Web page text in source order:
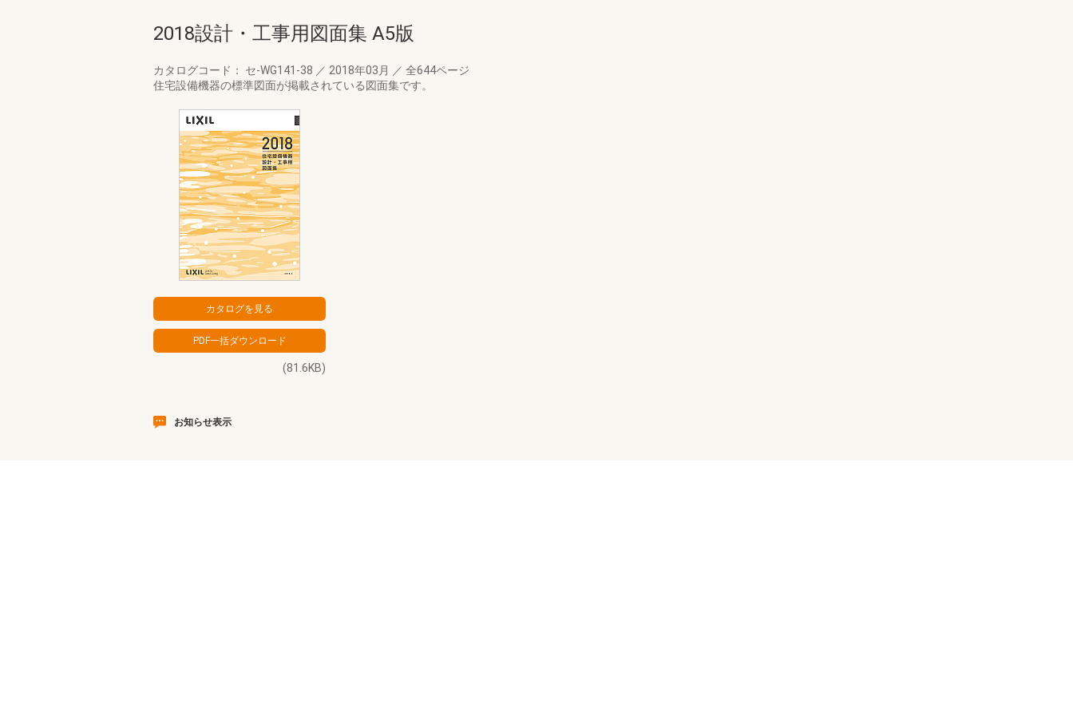
2018設計・工事用図面集 A5版
カタログコード： セ-WG141-38 ／ 2018年03月 ／ 全644ページ
住宅設備機器の標準図面が掲載されている図面集です。
(81.6KB)
お知らせ表示